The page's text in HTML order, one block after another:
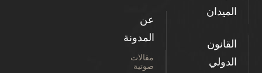
الميدان
القانون
الدولي
عن
المدونة
مقالات
صوتية